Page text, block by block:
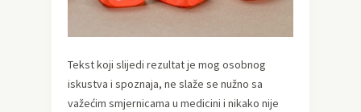
Tekst koji slijedi rezultat je mog osobnog
iskustva i spoznaja, ne slaže se nužno sa
važećim smjernicama u medicini i nikako nije